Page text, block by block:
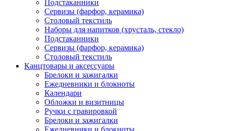
Подстаканники
Сервизы (фарфор, керамика)
Столовый текстиль
Наборы для напитков (хрусталь, стекло)
Подстаканники
Сервизы (фарфор, керамика)
Столовый текстиль
Канцтовары и аксессуары
Брелоки и зажигалки
Ежедневники и блокноты
Календари
Обложки и визитницы
Ручки с гравировкой
Брелоки и зажигалки
Ежедневники и блокноты